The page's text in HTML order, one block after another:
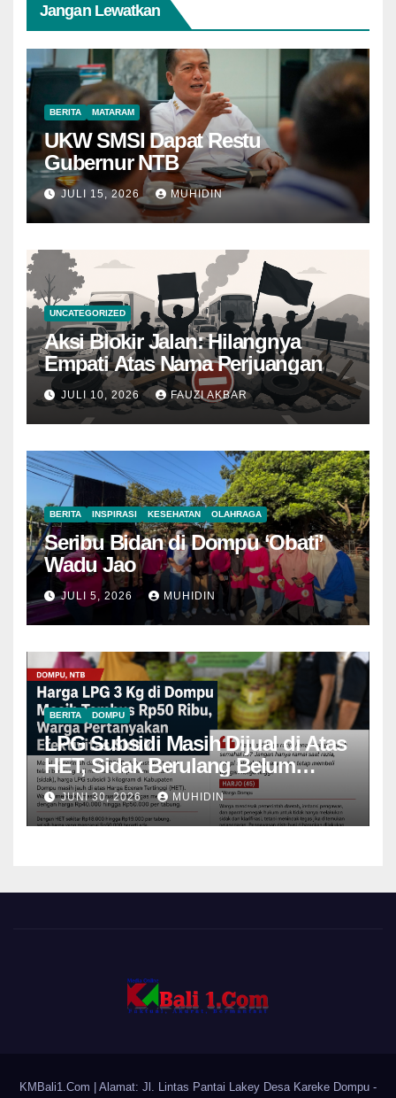
Jangan Lewatkan
BERITA MATARAM
UKW SMSI Dapat Restu
Gubernur NTB
JULI 15, 2026 MUHIDIN
UNCATEGORIZED
Aksi Blokir Jalan: Hilangnya
Empati Atas Nama Perjuangan
JULI 10, 2026 FAUZI AKBAR
BERITA INSPIRASI KESEHATAN OLAHRAGA
Seribu Bidan di Dompu ‘Obati’
Wadu Jao
JULI 5, 2026 MUHIDIN
BERITA DOMPU
LPG Subsidi Masih Dijual di Atas
HET, Sidak Berulang Belum
Mampu Menekan Harga
JUNI 30, 2026 MUHIDIN
KMBali1.Com | Alamat: Jl. Lintas Pantai Lakey Desa Kareke Dompu -